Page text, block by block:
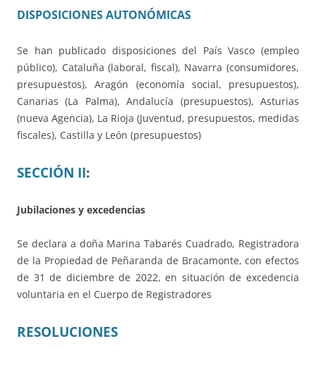
DISPOSICIONES AUTONÓMICAS
Se han publicado disposicionesdel País Vasco (empleo
público), Cataluña (laboral, fiscal), Navarra (consumidores,
presupuestos), Aragón (economía social, presupuestos),
Canarias (La Palma), Andalucía (presupuestos), Asturias
(nueva Agencia), La Rioja (Juventud, presupuestos, medidas
fiscales), Castilla y León (presupuestos)
SECCIÓN II:
Jubilaciones y excedencias
Se declara a doña Marina Tabarés Cuadrado, Registradora
de la Propiedad de Peñaranda de Bracamonte, con efectos
de 31 de diciembre de 2022, en situación de excedencia
voluntaria en el Cuerpo de Registradores
RESOLUCIONES